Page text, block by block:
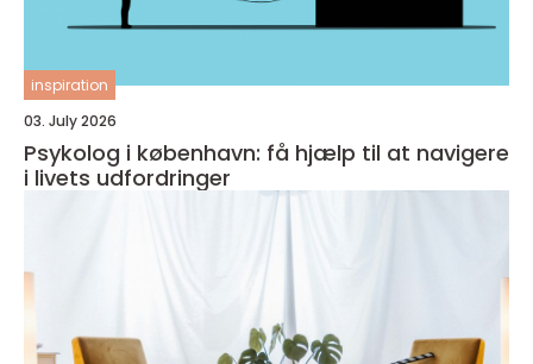
inspiration
03. July 2026
Psykolog i københavn: få hjælp til at navigere
i livets udfordringer